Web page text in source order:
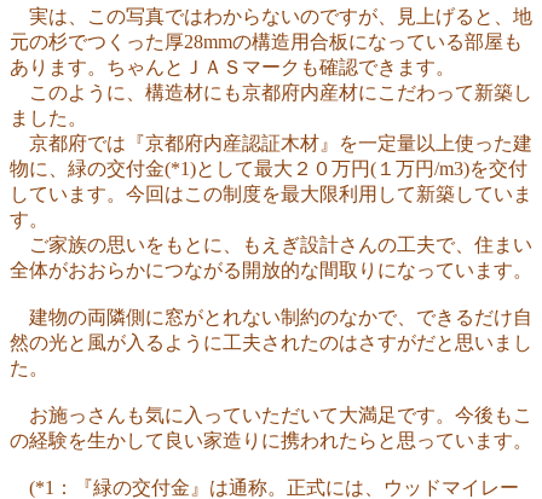
実は、この写真ではわからないのですが、見上げると、地
元の杉でつくった厚28mmの構造用合板になっている部屋も
あります。ちゃんとＪＡＳマークも確認できます。
このように、構造材にも京都府内産材にこだわって新築し
ました。
京都府では『京都府内産認証木材』を一定量以上使った建
物に、緑の交付金(*1)として最大２０万円(１万円/m3)を交付
しています。今回はこの制度を最大限利用して新築していま
す。
ご家族の思いをもとに、もえぎ設計さんの工夫で、住まい
全体がおおらかにつながる開放的な間取りになっています。
建物の両隣側に窓がとれない制約のなかで、できるだけ自
然の光と風が入るように工夫されたのはさすがだと思いまし
た。
お施っさんも気に入っていただいて大満足です。今後もこ
の経験を生かして良い家造りに携われたらと思っています。
(*1：『緑の交付金』は通称。正式には、ウッドマイレー